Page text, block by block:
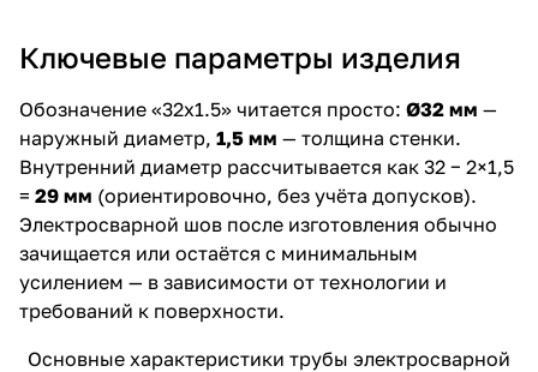
Ключевые параметры изделия
Обозначение «32х1.5» читается просто: Ø32 мм —
наружный диаметр, 1,5 мм — толщина стенки.
Внутренний диаметр рассчитывается как 32 − 2×1,5
= 29 мм (ориентировочно, без учёта допусков).
Электросварной шов после изготовления обычно
зачищается или остаётся с минимальным
усилением — в зависимости от технологии и
требований к поверхности.
Основные характеристики трубы электросварной